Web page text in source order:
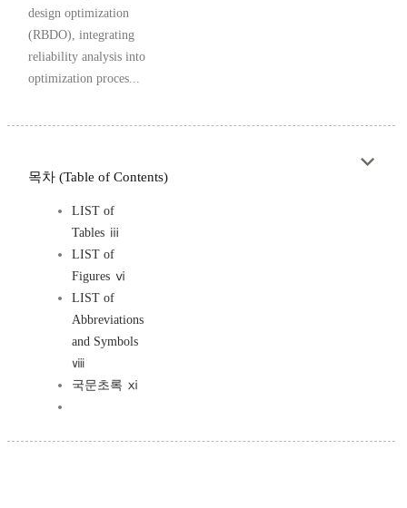
design optimization
(RBDO), integrating
reliability analysis into
optimization proces...
목차 (Table of Contents)
LIST of
Tables ⅲ
LIST of
Figures ⅵ
LIST of
Abbreviations
and Symbols
ⅷ
국문초록 ⅺ